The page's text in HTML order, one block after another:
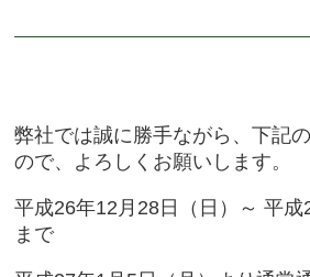
弊社では誠に勝手ながら、下記
ので、よろしくお願いします。
平成26年12月28日（日）～ 平成
まで